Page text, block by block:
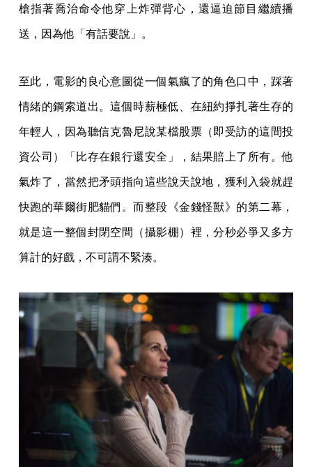
槍指著喬治命令他穿上炸彈背心，還逼迫節目繼續播
送，因為他「有話要說」。
至此，電影的良心意圖從一個氣瘋了的角色口中，踩著
情緒的鋼索道出。這個時薪極低、在紐約掙扎著生存的
年輕人，因為聽信克魯尼說某檔股票（即受訪的這間投
資公司）「比存在銀行還安全」，結果賠上了所有。他
氣炸了，當然把矛頭指向這些說天說地，獲利入袋就趕
快跑的華爾街肥貓們。而整段《金錢怪獸》的第二幕，
就是這一整個封閉空間（攝影棚）裡，分秒必爭又多方
算計的好戲，不可謂不緊湊。